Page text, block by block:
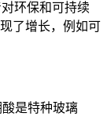
环保和可持续
了增长，例如可
是特种玻璃